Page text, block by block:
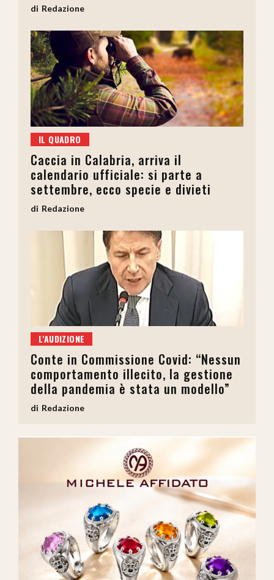
Redazione
IL QUADRO
Caccia in Calabria, arriva il
calendario ufficiale: si parte a
settembre, ecco specie e divieti
Redazione
L'AUDIZIONE
Conte in Commissione Covid: “Nessun
comportamento illecito, la gestione
della pandemia è stata un modello”
Redazione